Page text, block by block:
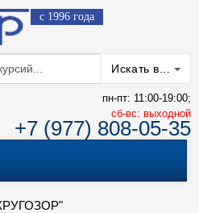
с 1996 года
Искать в...
пн-пт: 11:00-19:00;
cб-вс: выходной
+7 (977) 808-05-35